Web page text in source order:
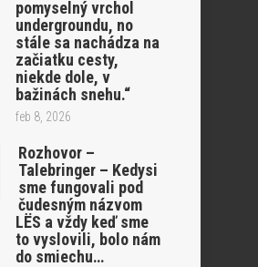
pomyselný vrchol
undergroundu, no
stále sa nachádza na
začiatku cesty,
niekde dole, v
bažinách snehu.“
feb 8, 2026
Rozhovor –
Talebringer – Kedysi
sme fungovali pod
čudesným názvom
LËS a vždy keď sme
to vyslovili, bolo nám
do smiechu…